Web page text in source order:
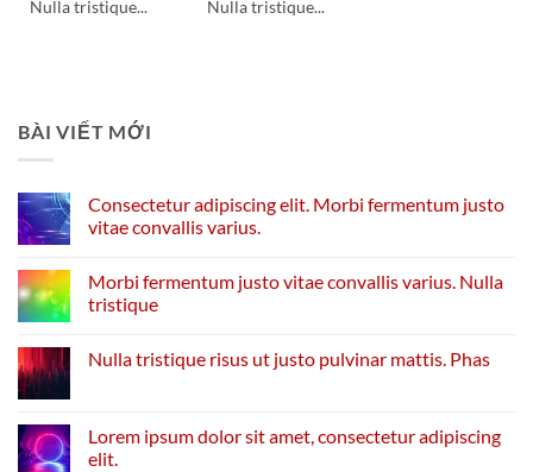
Nulla tristique...
Nulla tristique...
BÀI VIẾT MỚI
Consectetur adipiscing elit. Morbi fermentum justo
vitae convallis varius.
Morbi fermentum justo vitae convallis varius. Nulla
tristique
Nulla tristique risus ut justo pulvinar mattis. Phas
Lorem ipsum dolor sit amet, consectetur adipiscing
elit.